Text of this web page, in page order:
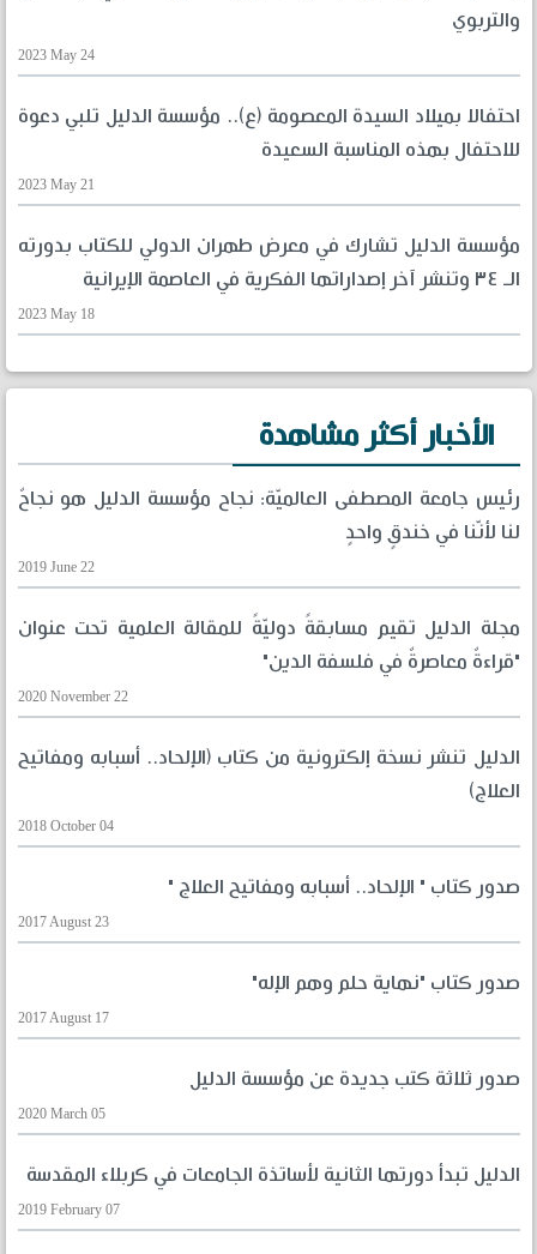
والتربوي
2023 May 24
احتفالا بميلاد السيدة المعصومة (ع).. مؤسسة الدليل تلبي دعوة
للاحتفال بهذه المناسبة السعيدة
2023 May 21
مؤسسة الدليل تشارك في معرض طهران الدولي للكتاب بدورته
الـ ٣٤ وتنشر آخر إصداراتها الفكرية في العاصمة الإيرانية
2023 May 18
الأخبار أكثر مشاهدة
رئيس جامعة المصطفى العالميّة: نجاح مؤسسة الدليل هو نجاحٌ
لنا لأنّنا في خندقٍ واحدٍ
2019 June 22
مجلة الدليل تقيم مسابقةً دوليّةً للمقالة العلمية تحت عنوان
"قراءةٌ معاصرةٌ في فلسفة الدين"
2020 November 22
الدليل تنشر نسخة إلكترونية من كتاب (الإلحاد.. أسبابه ومفاتيح
العلاج)
2018 October 04
صدور كتاب " الإلحاد.. أسبابه ومفاتيح العلاج "
2017 August 23
صدور كتاب "نهاية حلم وهم الإله"
2017 August 17
صدور ثلاثة كتب جديدة عن مؤسسة الدليل
2020 March 05
الدليل تبدأ دورتها الثانية لأساتذة الجامعات في كربلاء المقدسة
2019 February 07